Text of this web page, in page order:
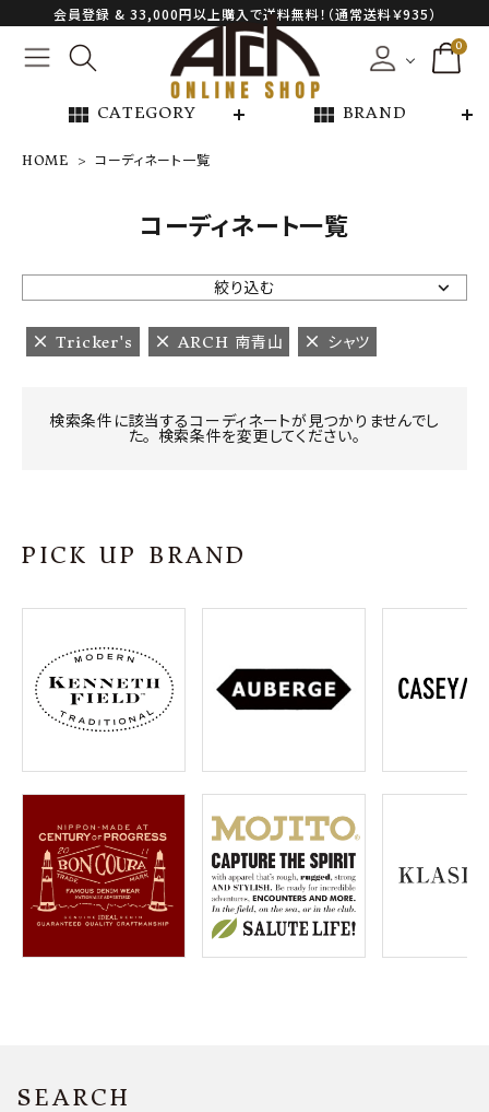
会員登録 & 33,000円以上購入で送料無料！（通常送料￥935）
0
view_module CATEGORY view_module BRAND
NEW ARRIVAL
ARCH EXCLUSIVE
BRAND
INFORMATION
ご利用ガイド
プライバシーポリシー
特定商取引法について
お問い合わせ
OFFICIAL WEB SITE
ACCOUNT MENU
ようこそ ゲスト 様
meeting_room ログイン 会員登録
HOME コーディネート一覧
コーディネート一覧
絞り込む
Tricker's ARCH 南青山 シャツ
検索条件に該当するコーディネートが見つかりませんでし
た。 検索条件を変更してください。
PICK UP BRAND
SEARCH